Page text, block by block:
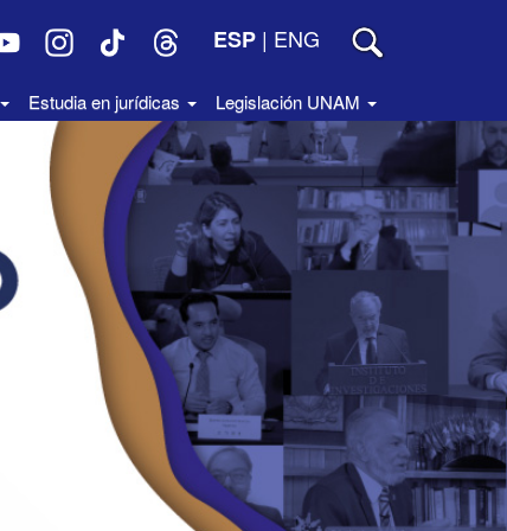
ESP | ENG
Estudia en jurídicas Legislación UNAM